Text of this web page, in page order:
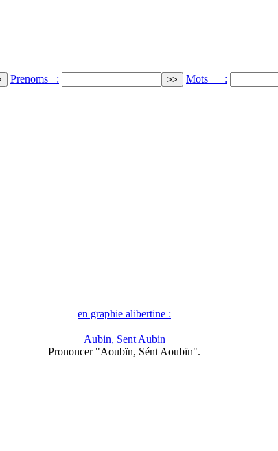
Prenoms : Mots :
en graphie alibertine :
Aubin, Sent Aubin
Prononcer "Aoubïn, Sént Aoubïn".